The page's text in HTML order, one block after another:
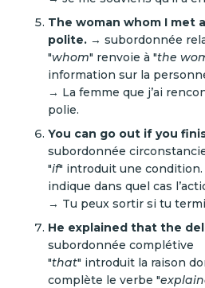
The woman whom I met
polite. → subordonnée
"whom" renvoie à "the
information sur la
→ La femme que j’ai
polie.
You can go out if you
subordonnée
"if" introduit une
indique dans quel cas
→ Tu peux sortir si tu
He explained that the
subordonnée complétive
"that" introduit la raison
complète le verbe "